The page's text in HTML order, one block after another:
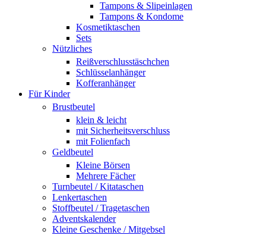
Tampons & Slipeinlagen
Tampons & Kondome
Kosmetiktaschen
Sets
Nützliches
Reißverschlusstäschchen
Schlüsselanhänger
Kofferanhänger
Für Kinder
Brustbeutel
klein & leicht
mit Sicherheitsverschluss
mit Folienfach
Geldbeutel
Kleine Börsen
Mehrere Fächer
Turnbeutel / Kitataschen
Lenkertaschen
Stoffbeutel / Tragetaschen
Adventskalender
Kleine Geschenke / Mitgebsel